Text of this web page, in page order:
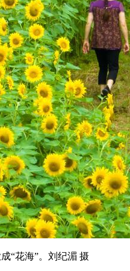
“花海”。刘纪湄 摄